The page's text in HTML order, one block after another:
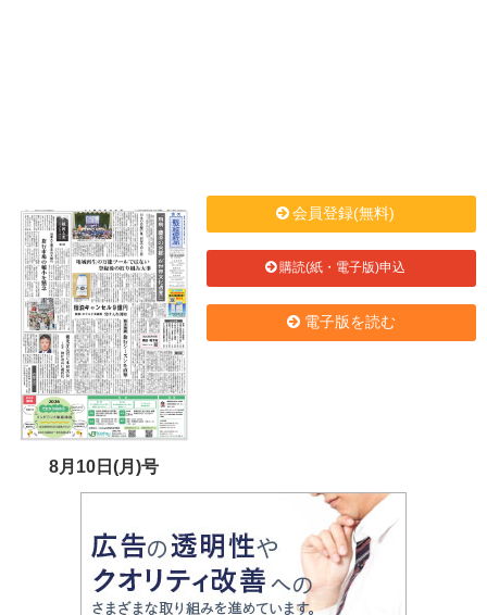
8月10日(月)号
会員登録(無料)
購読(紙・電子版)申込
電子版を読む